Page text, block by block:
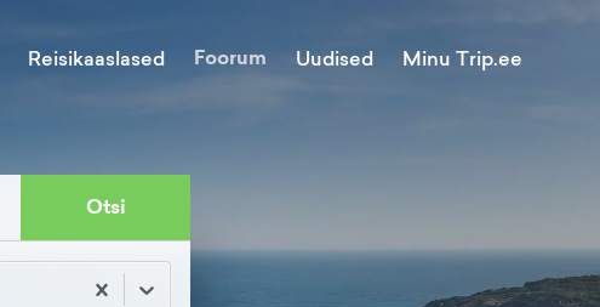
Reisikaaslased Foorum Uudised Minu Trip.ee
Otsi